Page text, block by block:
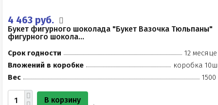
4 463 руб.
Букет фигурного шоколада "Букет Вазочка Тюльпаны"
фигурного шокола...
Срок годности
12
Вложений в коробке
коробка
Вес
1500
В корзину